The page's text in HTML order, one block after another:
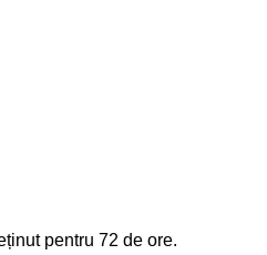
pentru 72 de ore.